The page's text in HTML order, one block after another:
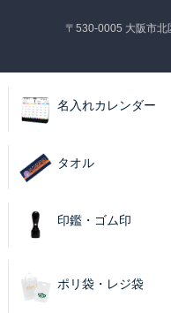
〒530-0005 大阪市
名入れカレンダー
タオル
印鑑・ゴム印
ポリ袋・レジ袋